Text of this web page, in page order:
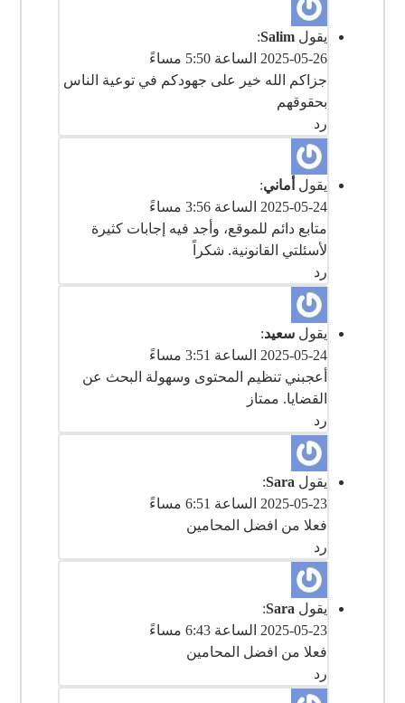
يقول Salim
:
2025-05-26 الساعة 5:50 مساءً
‎جزاكم الله خير على جهودكم في توعية الناس
بحقوقهم
رد
يقول أماني:
2025-05-24 الساعة 3:56 مساءً
‎متابع دائم للموقع، وأجد فيه إجابات كثيرة
لأسئلتي القانونية. شكراً
رد
يقول سعيد:
2025-05-24 الساعة 3:51 مساءً
‎أعجبني تنظيم المحتوى وسهولة البحث عن
القضايا. ممتاز
رد
يقول Sara
:
2025-05-23 الساعة 6:51 مساءً
رد
يقول Sara
:
2025-05-23 الساعة 6:43 مساءً
رد